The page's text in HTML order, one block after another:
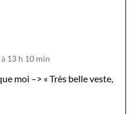
13 h 10 min
moi –> « Très belle veste,